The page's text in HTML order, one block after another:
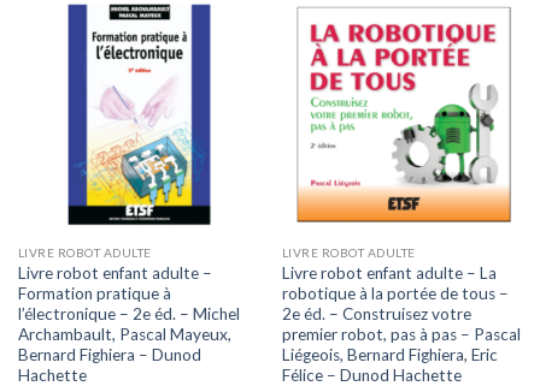
LIVRE ROBOT ADULTE
Livre robot enfant adulte –
Formation pratique à
l’électronique – 2e éd. – Michel
Archambault, Pascal Mayeux,
Bernard Fighiera – Dunod
Hachette
LIVRE ROBOT ADULTE
Livre robot enfant adulte – La
robotique à la portée de tous –
2e éd. – Construisez votre
premier robot, pas à pas – Pascal
Liégeois, Bernard Fighiera, Eric
Félice – Dunod Hachette